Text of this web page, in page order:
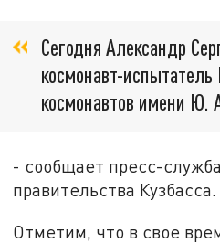
Сегодня Александр
космонавт-испытатель
космонавтов имени Ю.
- сообщает пресс-
правительства Кузбасса.
Отметим, что в свое